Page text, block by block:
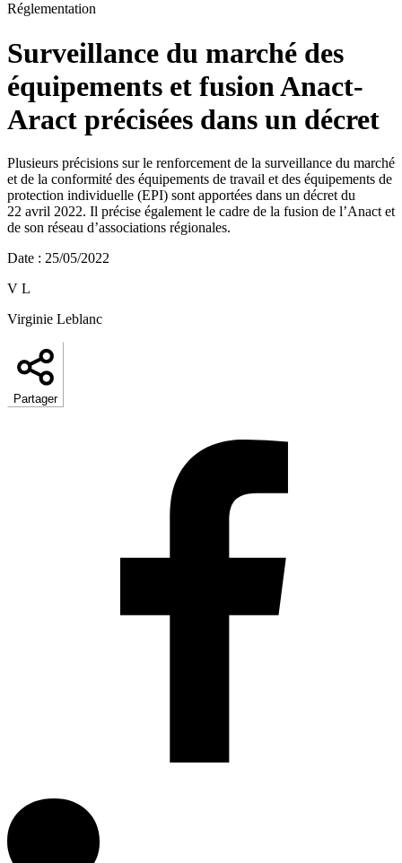
Réglementation
Surveillance du marché des
équipements et fusion Anact-
Aract précisées dans un décret
Plusieurs précisions sur le renforcement de la surveillance du marché
et de la conformité des équipements de travail et des équipements de
protection individuelle (EPI) sont apportées dans un décret du
22 avril 2022. Il précise également le cadre de la fusion de l’Anact et
de son réseau d’associations régionales.
Date : 25/05/2022
V L
Virginie Leblanc
Partager